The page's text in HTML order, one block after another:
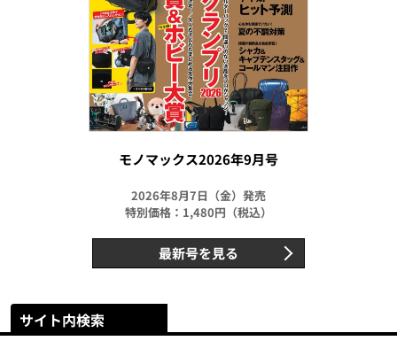
モノマックス2026年9月号
2026年8月7日（金）発売
特別価格：1,480円（税込）
最新号を見る
サイト内検索